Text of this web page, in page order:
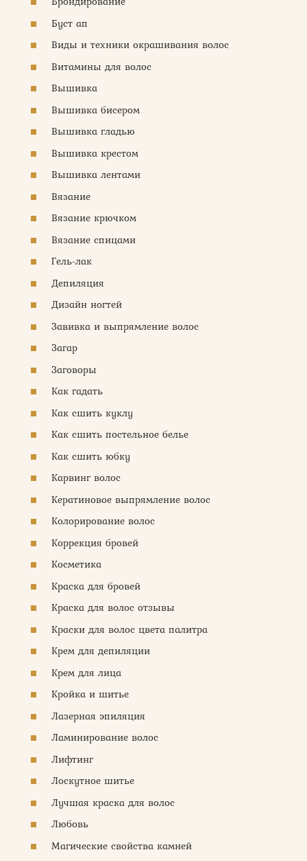
Буст ап
Виды и техники окрашивания волос
Витамины для волос
Вышивка
Вышивка бисером
Вышивка гладью
Вышивка крестом
Вышивка лентами
Вязание
Вязание крючком
Вязание спицами
Гель-лак
Депиляция
Дизайн ногтей
Завивка и выпрямление волос
Загар
Заговоры
Как гадать
Как сшить куклу
Как сшить постельное белье
Как сшить юбку
Карвинг волос
Кератиновое выпрямление волос
Колорирование волос
Коррекция бровей
Косметика
Краска для бровей
Краска для волос отзывы
Краски для волос цвета палитра
Крем для депиляции
Крем для лица
Кройка и шитье
Лазерная эпиляция
Ламинирование волос
Лифтинг
Лоскутное шитье
Лучшая краска для волос
Любовь
Магические свойства камней